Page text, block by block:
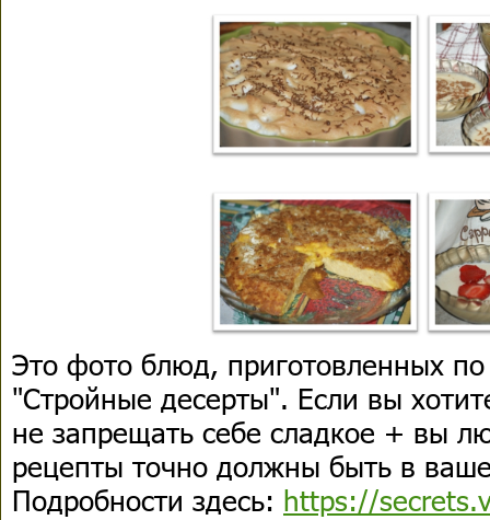
Это фото блюд, приготовленных
"Стройные десерты". Если вы
не запрещать себе сладкое + вы
рецепты точно должны быть в
Подробности здесь: https://